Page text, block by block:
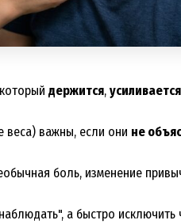
держится, усиливается
веса) важны, если они не
боль, изменение
а быстро исключить